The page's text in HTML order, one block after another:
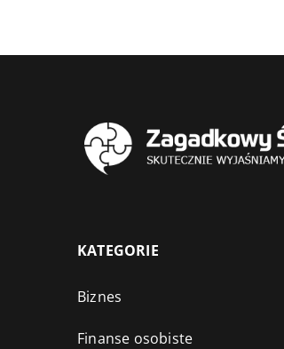
KATEGORIE
Biznes
Finanse osobiste